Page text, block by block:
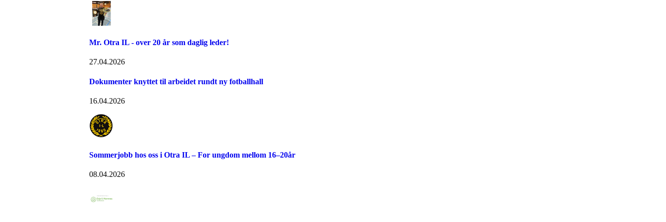
Mr. Otra IL - over 20 år som daglig leder!
27.04.2026
Dokumenter knyttet til arbeidet rundt ny fotballhall
16.04.2026
Sommerjobb hos oss i Otra IL – For ungdom mellom 16–20år
08.04.2026